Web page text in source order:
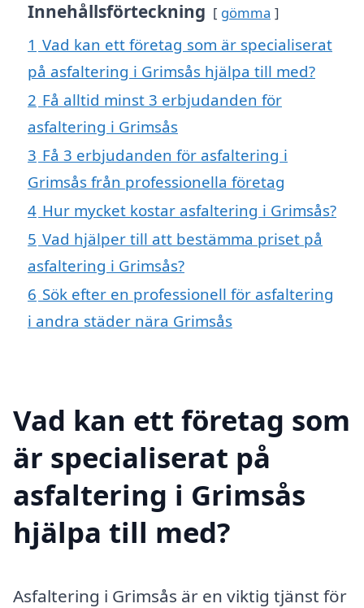
Innehållsförteckning gömma
1 Vad kan ett företag som är specialiserat
på asfaltering i Grimsås hjälpa till med?
2 Få alltid minst 3 erbjudanden för
asfaltering i Grimsås
3 Få 3 erbjudanden för asfaltering i
Grimsås från professionella företag
4 Hur mycket kostar asfaltering i Grimsås?
5 Vad hjälper till att bestämma priset på
asfaltering i Grimsås?
6 Sök efter en professionell för asfaltering
i andra städer nära Grimsås
Vad kan ett företag som
är specialiserat på
asfaltering i Grimsås
hjälpa till med?
Asfaltering i Grimsås är en viktig tjänst för